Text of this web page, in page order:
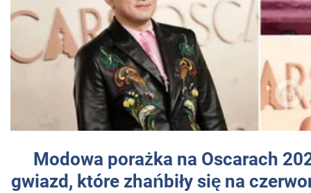
Modowa porażka na Oscarach
gwiazd, które zhańbiły się na